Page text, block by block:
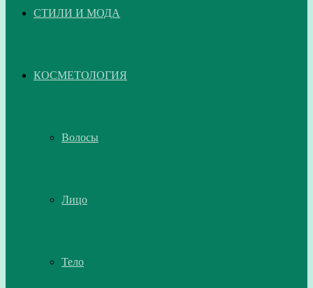
СТИЛИ И МОДА
КОСМЕТОЛОГИЯ
Волосы
Лицо
Тело